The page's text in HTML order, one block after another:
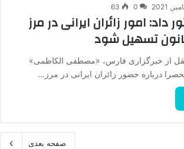
0
63
امور زائران ایرانی در مرز
تسهیل شود
از خبرگزاری فارس، «مصطفی الکاظمی»
درباره حضور زائران ایرانی در مرز…
صفحه بعدی